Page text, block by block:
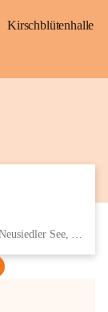
Kirschblütenhalle
Eisenstädter Straße 18, 7091 Breitenbrunn am Neusiedler See, AUT